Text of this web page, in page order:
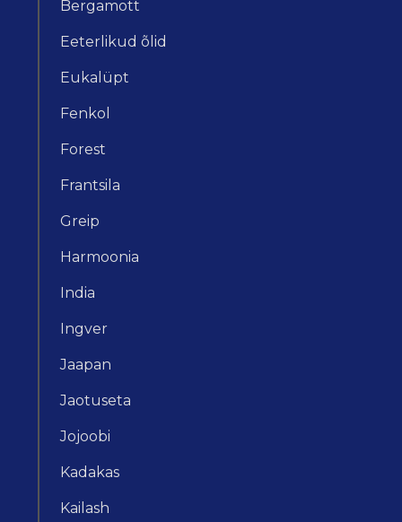
Bergamott
Eeterlikud õlid
Eukalüpt
Fenkol
Forest
Frantsila
Greip
Harmoonia
India
Ingver
Jaapan
Jaotuseta
Jojoobi
Kadakas
Kailash